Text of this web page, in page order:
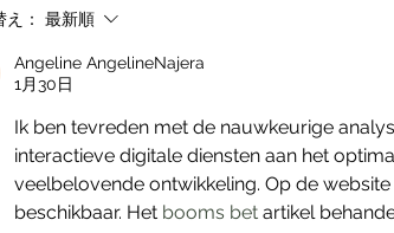
ちゃんとやっているのに、
。ラジオでお話ししてきま
た。
： 最新順
Angeline AngelineNajera
1月30日
Ik ben tevreden met de nauwkeurige
interactieve digitale diensten aan het
veelbelovende ontwikkeling. Op de
beschikbaar. Het booms bet artikel